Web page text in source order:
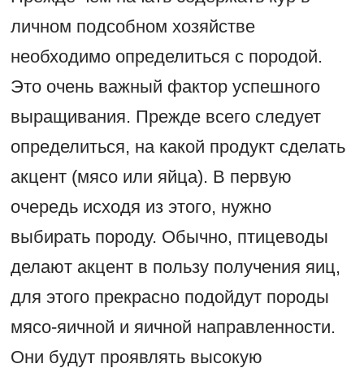
личном подсобном хозяйстве
необходимо определиться с породой.
Это очень важный фактор успешного
выращивания. Прежде всего следует
определиться, на какой продукт сделать
акцент (мясо или яйца). В первую
очередь исходя из этого, нужно
выбирать породу. Обычно, птицеводы
делают акцент в пользу получения яиц,
для этого прекрасно подойдут породы
мясо-яичной и яичной направленности.
Они будут проявлять высокую